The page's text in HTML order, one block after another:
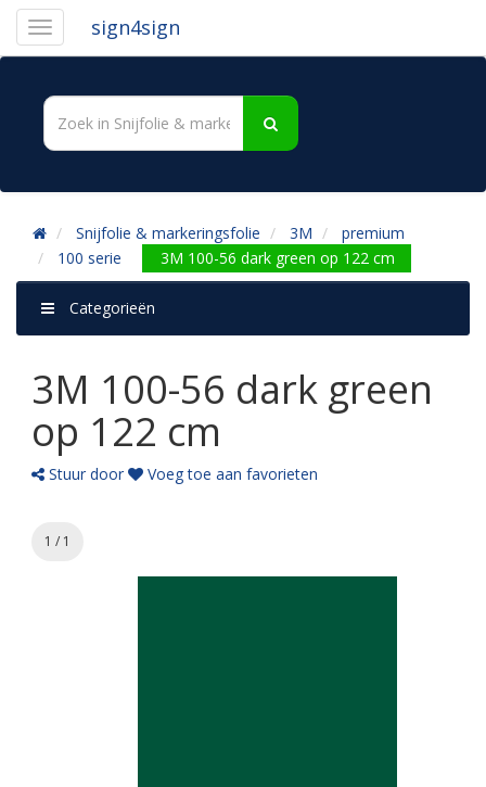
sign4sign
Snijfolie & markeringsfolie 3M
premium
100 serie
3M 100-56 dark green op 122 cm
Categorieën
3M 100-56 dark green
op 122 cm
Stuur door Voeg toe aan favorieten
1 / 1